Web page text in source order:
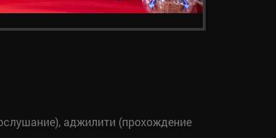
аджилити (прохождение